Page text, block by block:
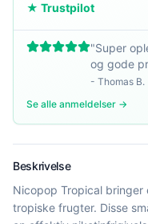
★ Trustpilot
"Super
og gode
- Thomas B.
Se alle anmeldelser →
Beskrivelse
Nicopop Tropical bringer
tropiske frugter. Disse